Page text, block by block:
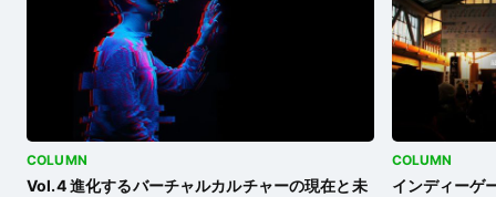
COLUMN
Vol.4 進化するバーチャルカルチャーの現在と未
COLUMN
インディーゲ